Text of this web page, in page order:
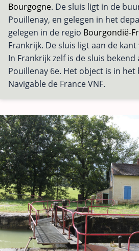
Bourgogne. De sluis ligt in de
Pouillenay, en gelegen in het
gelegen in de regio Bourgondië-
Frankrijk. De sluis ligt aan de kant
In Frankrijk zelf is de sluis bekend
Pouillenay 6e. Het object is in het
Navigable de France VNF.